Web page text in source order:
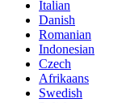
Italian
Danish
Romanian
Indonesian
Czech
Afrikaans
Swedish